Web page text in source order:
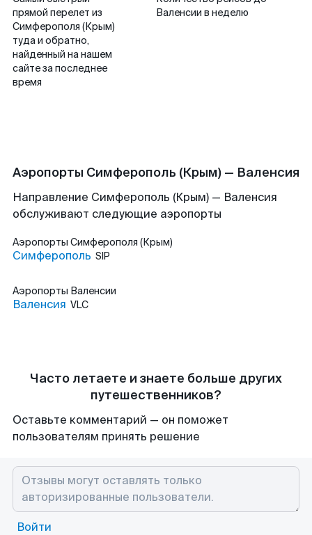
прямой перелет из
Симферополя (Крым)
туда и обратно,
найденный на нашем
сайте за последнее
время
Валенсии в неделю
Аэропорты Симферополь (Крым) — Валенсия
Направление Симферополь (Крым) — Валенсия
обслуживают следующие аэропорты
Аэропорты Симферополя (Крым)
Симферополь SIP
Аэропорты Валенсии
Валенсия VLC
Часто летаете и знаете больше других
путешественников?
Оставьте комментарий — он поможет
пользователям принять решение
Войти